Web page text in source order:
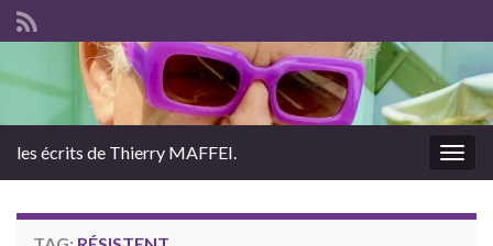
les écrits de Thierry MAFFEI.